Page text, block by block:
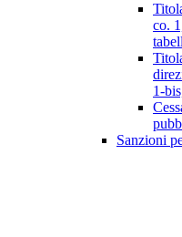
co.
1-
Sanzioni